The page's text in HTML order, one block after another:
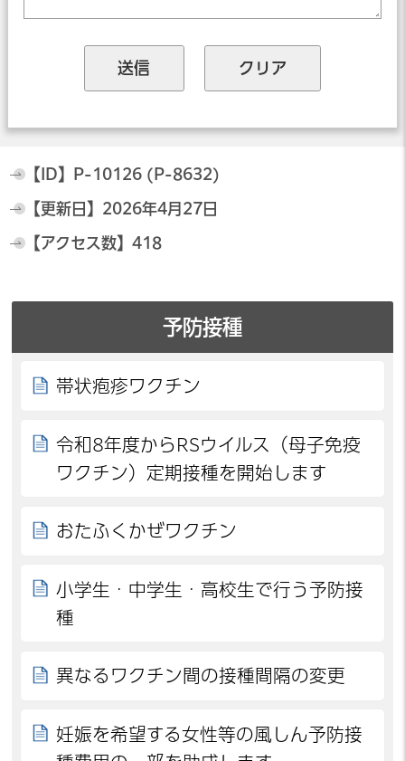
【ID】 P-10126 (P-8632)
【更新日】 2026年4月27日
【アクセス数】 418
予防接種
帯状疱疹ワクチン
令和8年度からRSウイルス（母子免疫
ワクチン）定期接種を開始します
おたふくかぜワクチン
小学生・中学生・高校生で行う予防接
種
異なるワクチン間の接種間隔の変更
妊娠を希望する女性等の風しん予防接